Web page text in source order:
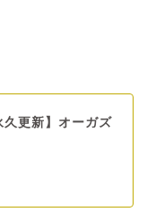
久更新】オーガズ